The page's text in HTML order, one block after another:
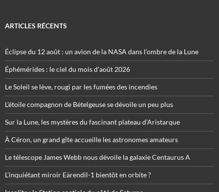
ARTICLES RÉCENTS
Éclipse du 12 août : un avion de la NASA dans l’ombre de la Lune
Éphémérides : le ciel du mois d’août 2026
Le Soleil se lève, rougi par les fumées des incendies
L’étoile compagnon de Bételgeuse se dévoile un peu plus
Sur la Lune, les mystères du fascinant plateau d’Aristarque
À Céron, un grand gîte accueille les astronomes amateurs
Le télescope James Webb nous dévoile la galaxie Centaurus A
L’inquiétant miroir Eärendil-1 bientôt en orbite ?